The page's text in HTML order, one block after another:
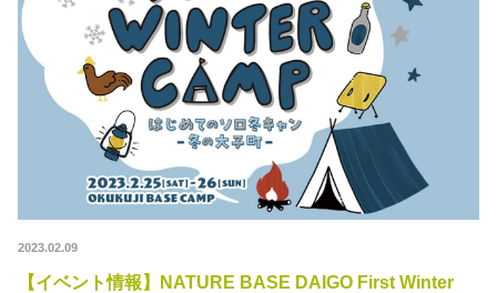
2023.02.09
【イベント情報】NATURE BASE DAIGO First Winter